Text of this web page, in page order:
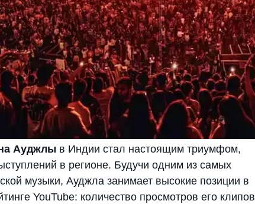
Ауджлы в Индии стал настоящим триумфом,
в регионе. Будучи одним из самых
музыки, Ауджла занимает высокие позиции в
YouTube: количество просмотров его клипов